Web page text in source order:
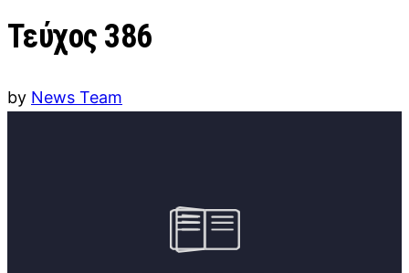
Τεύχος 386
by News Team